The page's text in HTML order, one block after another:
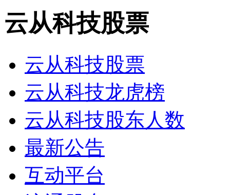
云从科技股票
云从科技股票
云从科技龙虎榜
云从科技股东人数
最新公告
互动平台